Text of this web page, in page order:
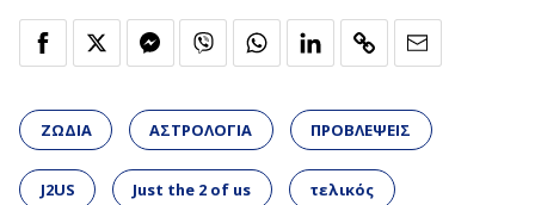
ΖΩΔΙΑ ΑΣΤΡΟΛΟΓΙΑ ΠΡΟΒΛΕΨΕΙΣ
J2US Just the 2 of us τελικός